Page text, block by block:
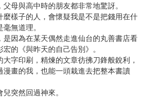
母與高中時的朋友都非常地驚訝。
麼樣子的人，會懷疑我是不是把錢用在什
無道理。
是因為在某天偶然走進仙台的丸善書店看
的《與昨天的自己告別》。
字印刷，精煉的文章彷彿刀鋒般銳利，
漫畫的我，也能一頭栽進去把整本書讀
突然回過神來。